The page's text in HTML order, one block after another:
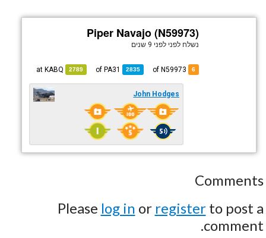
Piper Navajo (N59973)
נשלח לפני לפני 9 שנים
6
2835
PA31
2789
KABQ
John Hodges
Comments
Please log in or registerto post a
comment.